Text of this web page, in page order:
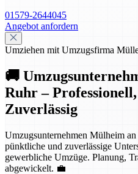
01579-2644045
Angebot anfordern
Umziehen mit Umzugsfirma
🚚
Ruhr –
Zuverlässig
Umzugsunternehmen Mülheim
pünktliche und zuverlässige
gewerbliche Umzüge. Planung,
abgewickelt. 💼